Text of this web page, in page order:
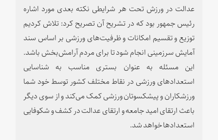
عدالت در ورزش تحت هر شرایطی نکته بعدی مورد اشاره
رئیس جمهور بود که در تشریح آن تصریح کرد: تلاش کردیم
توزیع و تقسیم امکانات و ظرفیت‌های ورزشی بر اساس سند
آمایش سرزمینی انجام شود تا برای مردم آرامش‌بخش باشد.
این مسئله به عنوان بستری مناسب به شناسایی
استعدادهای ورزشی در نقاط مختلف کشور توسط خود شما
ورزشکاران و پیشکسوتان ورزشی کمک می‌کند و از سوی دیگر
باعث ارتقای امید جامعه و ارتقای عدالت در کشف و شکوفایی
استعدادها خواهد شد.